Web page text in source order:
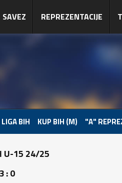
SAVEZ REPREZENTACIJE
BIH KUP BIH (M) "A"
U-15 24/25
: 0